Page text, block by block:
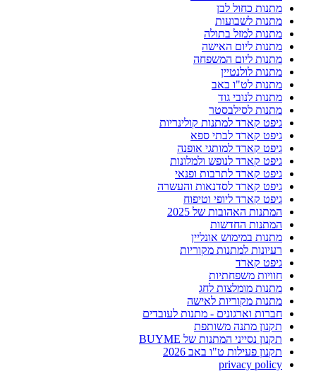
מתנות כחול לבן
מתנות לשבועות
מתנות למזל בתולה
מתנות ליום האישה
מתנות ליום המשפחה
מתנות לולנטיין
מתנות לט"ו באב
מתנות לנובי גוד
מתנות לסילבסטר
גיפט קארד למתנות קולינריות
גיפט קארד לבתי ספא
גיפט קארד למותגי אופנה
גיפט קארד לנופש ולמלונות
גיפט קארד לתרבות ופנאי
גיפט קארד לסדנאות והעשרה
גיפט קארד ליופי וטיפוח
המתנות האהובות של 2025
המתנות החדשות
מתנות במימוש אונליין
רעיונות למתנות מקוריות
גיפט קארד
חוויות משפחתיות
מתנות מומלצות לחג
מתנות מקוריות לאישה
חברות וארגונים - מתנות לעובדים
תקנון מתנה משותפת
תקנון נסייני המתנות של BUYME
תקנון פעילות ט"ו באב 2026
privacy policy